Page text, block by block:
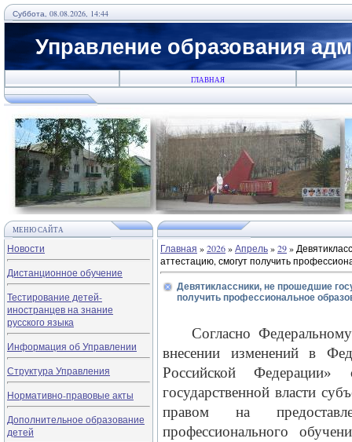
Суббота, 08.08.2026, 14:44
Управление образования
ГЛАВНАЯ
МЕНЮ САЙТА
Новости
Дистанционное обучение
Тестирование детей-
иностранцев на знание
русского языка
Информация об Управлении
Структура Управления
Нормативно-правовые акты
Дополнительное образование
детей
Главная »2026»Апрель»29»
аттестацию, смогут получить
Девятиклассники, не прошедшие
получить профессиональное
Согласно
внесении изменений в
Российской
государственной власти
правом на
профессионального